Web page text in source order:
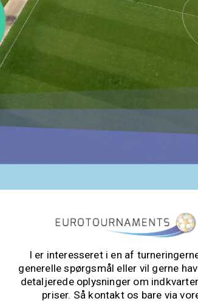
I er interesseret i en af
generelle spørgsmål eller vil gerne
detaljerede oplysninger om
priser. Så kontakt os bare via